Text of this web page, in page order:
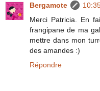
Bergamote
Merci Patricia. En
frangipane de ma
mettre dans mon
des amandes :)
Répondre